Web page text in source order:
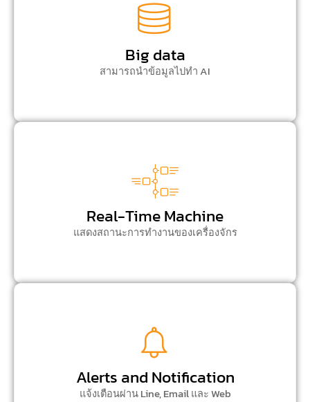
Big data
สามารถนำข้อมูลไปทำ AI
Real-Time Machine
แสดงสถานะการทำงานของเครื่องจักร
Alerts and Notification
แจ้งเตือนผ่าน Line, Email และ Web